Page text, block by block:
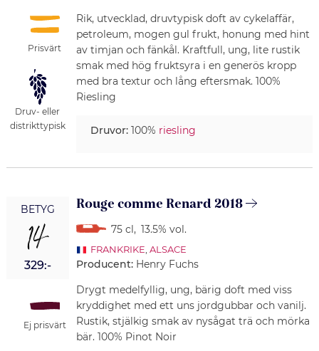
Prisvärt
Druv- eller
distrikttypisk
Rik, utvecklad, druvtypisk doft av cykelaffär,
petroleum, mogen gul frukt, honung med hint
av timjan och fänkål. Kraftfull, ung, lite rustik
smak med hög fruktsyra i en generös kropp
med bra textur och lång eftersmak. 100%
Riesling
Druvor:100% riesling
BETYG
14
329:-
Ej prisvärt
Rouge comme Renard 2018
75 cl, 13.5% vol.
FRANKRIKE ALSACE
Producent: Henry Fuchs
Drygt medelfyllig, ung, bärig doft med viss
kryddighet med ett uns jordgubbar och vanilj.
Rustik, stjälkig smak av nysågat trä och mörka
bär. 100% Pinot Noir